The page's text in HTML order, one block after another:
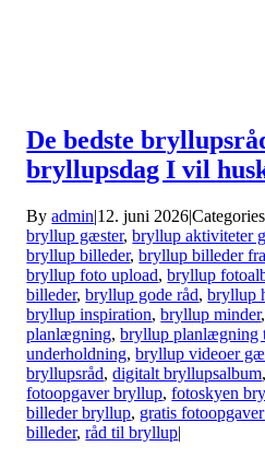
De bedste
bryllupsdag I vil
Byadmin|12. juni 2026|
bryllup gæster,bryllup aktiviteter
bryllup billeder,bryllup billeder
bryllup foto upload,bryllup
billeder,bryllup gode råd,bryllup
bryllup inspiration,bryllup minder
planlægning,bryllup planlægning
underholdning,bryllup videoer
bryllupsråd,digitalt bryllupsalbum
fotoopgaver bryllup,fotoskyen
billeder bryllup, gratis
billeder,råd til bryllup|